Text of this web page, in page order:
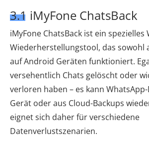
3.1 iMyFone ChatsBack
iMyFone ChatsBack ist ein spezielles
Wiederherstellungstool, das sowohl
auf Android Geräten funktioniert.
versehentlich Chats gelöscht oder
verloren haben – es kann
Gerät oder aus Cloud-Backups
eignet sich daher für verschiedene
Datenverlustszenarien.